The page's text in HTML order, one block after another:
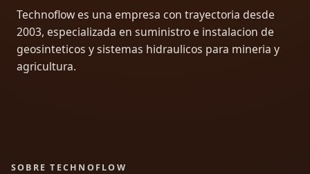
Technoflow es una empresa con trayectoria desde
2003, especializada en suministro e instalacion de
geosinteticos y sistemas hidraulicos para mineria y
agricultura.
SOBRE TECHNOFLOW